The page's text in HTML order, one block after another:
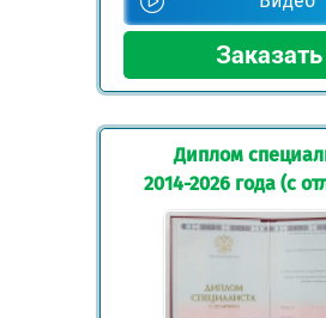
Диплом
2014-2026 года (с